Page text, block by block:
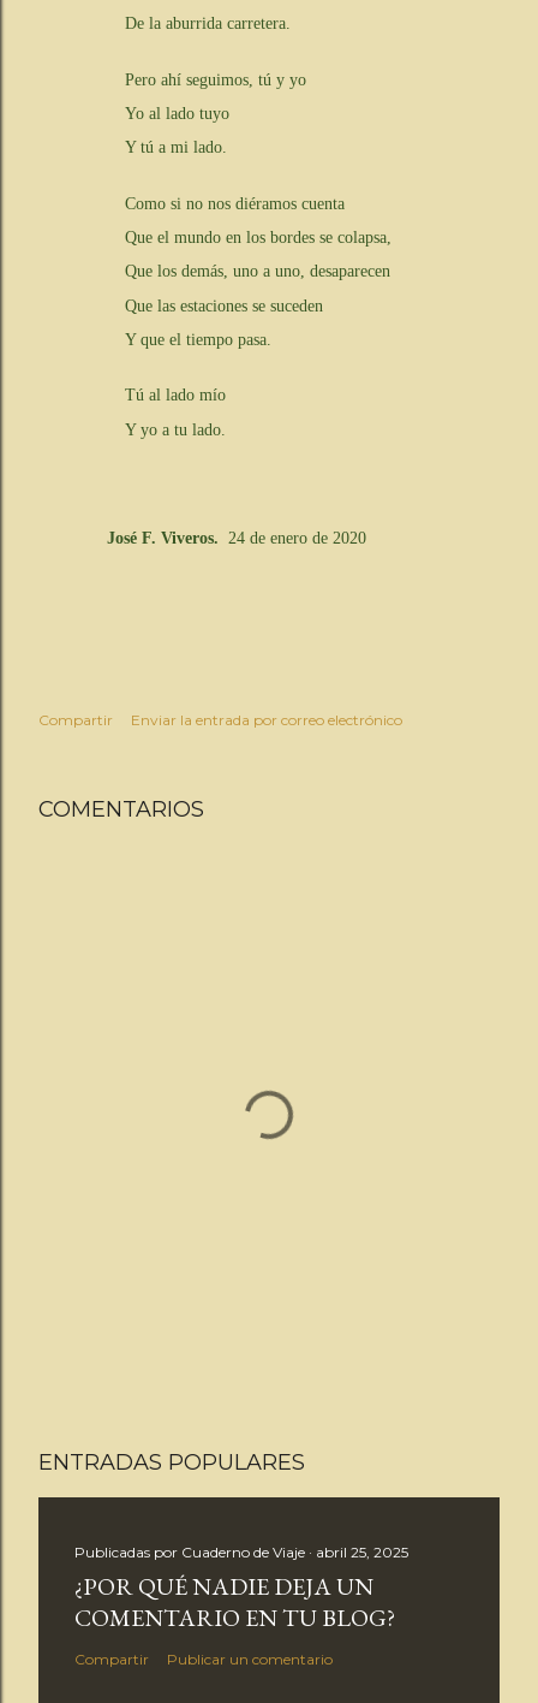
De la aburrida carretera.
Pero ahí seguimos, tú y yo
Yo al lado tuyo
Y tú a mi lado.
Como si no nos diéramos cuenta
Que el mundo en los bordes se colapsa,
Que los demás, uno a uno, desaparecen
Que las estaciones se suceden
Y que el tiempo pasa.
Tú al lado mío
Y yo a tu lado.
José F. Viveros. 24 de enero de 2020
Compartir Enviar la entrada por correo electrónico
COMENTARIOS
ENTRADAS POPULARES
Publicadas por Cuaderno de Viaje abril 25, 2025
¿POR QUÉ NADIE DEJA UN
COMENTARIO EN TU BLOG?
Compartir Publicar un comentario